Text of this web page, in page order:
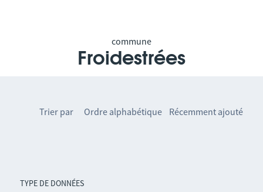
commune
Froidestrées
TYPE DE DONNÉES
Trier par Ordre alphabétique Récemment ajouté